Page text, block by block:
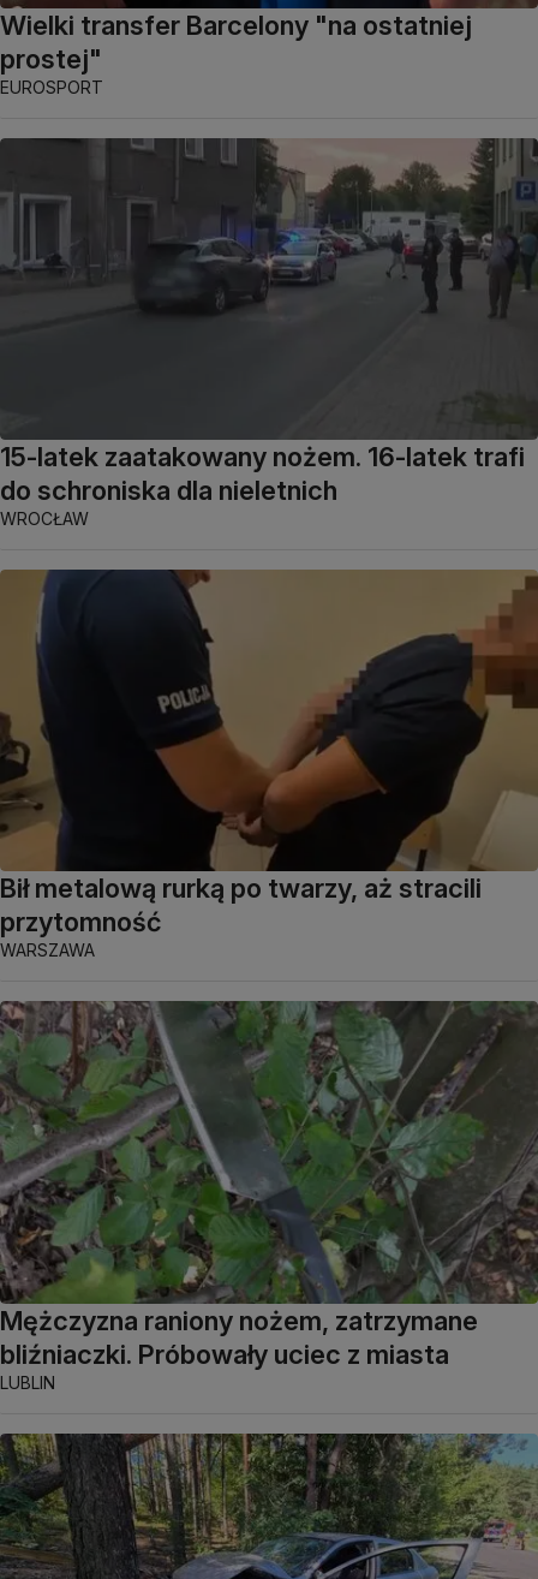
Wielki transfer Barcelony "na ostatniej
prostej"
EUROSPORT
15-latek zaatakowany nożem. 16-latek trafi
do schroniska dla nieletnich
WROCŁAW
Bił metalową rurką po twarzy, aż stracili
przytomność
WARSZAWA
Mężczyzna raniony nożem, zatrzymane
bliźniaczki. Próbowały uciec z miasta
LUBLIN